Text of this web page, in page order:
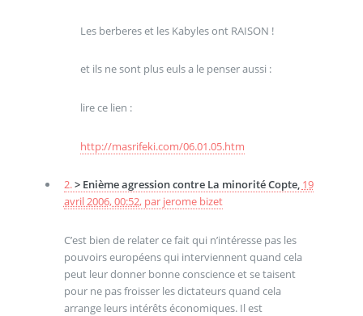
Les berberes et les Kabyles ont RAISON !
et ils ne sont plus euls a le penser aussi :
lire ce lien :
http://masrifeki.com/06.01.05.htm
2.> Enième agression contre La minorité Copte, 19
avril 2006, 00:52, par jerome bizet
C’est bien de relater ce fait qui n’intéresse pas les
pouvoirs européens qui interviennent quand cela
peut leur donner bonne conscience et se taisent
pour ne pas froisser les dictateurs quand cela
arrange leurs intérêts économiques. Il est